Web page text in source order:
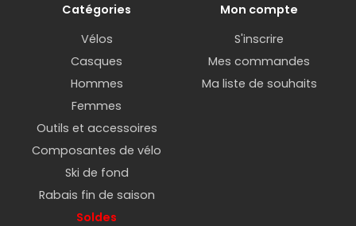
Catégories
Vélos
Casques
Hommes
Femmes
Outils et accessoires
Composantes de vélo
Ski de fond
Rabais fin de saison
Soldes
Mon compte
S'inscrire
Mes commandes
Ma liste de souhaits